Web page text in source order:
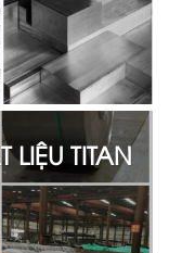
TITAN